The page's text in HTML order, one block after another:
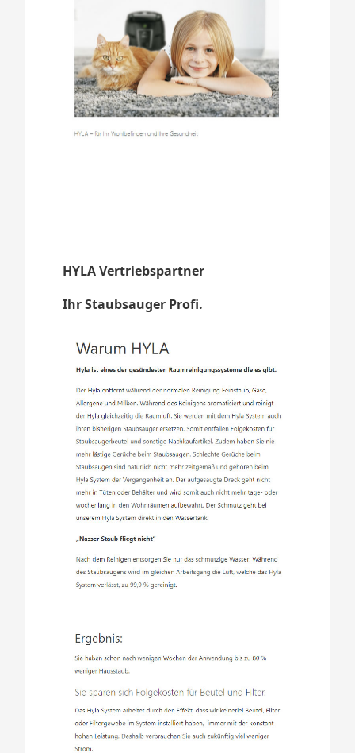
HYLA Vertriebspartner
Ihr Staubsauger Profi.